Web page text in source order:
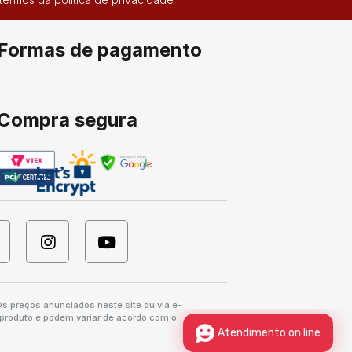
de pagamento
segura
preços anunciados neste site ou via e-
e podem variar de acordo com o